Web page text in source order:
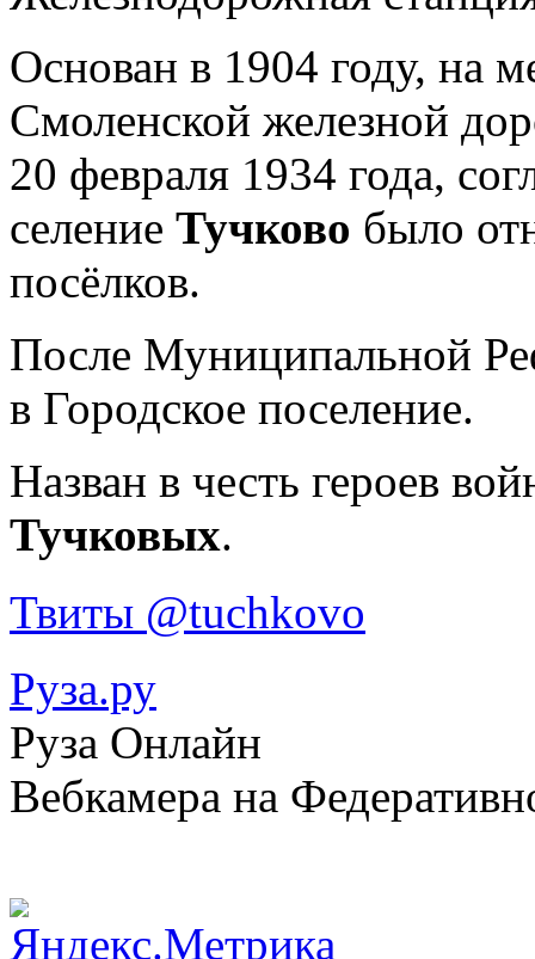
Основан в 1904 году, на
Смоленской железной
20 февраля 1934 года,
селение Тучково было
посёлков.
После Муниципальной
в Городское поселение.
Назван в честь героев
Тучковых.
Твиты @tuchkovo
Руза.ру
Руза Онлайн
Вебкамера на